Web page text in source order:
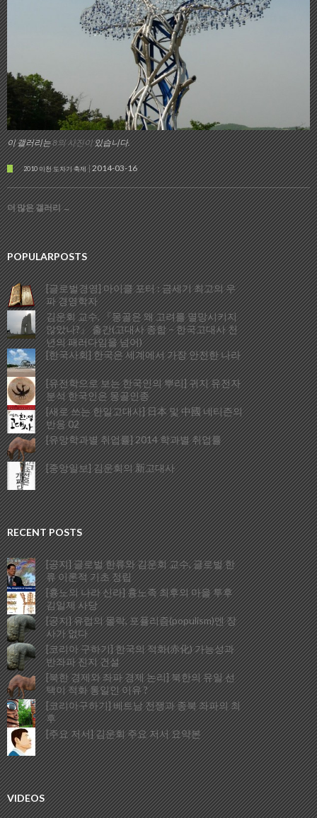
이 갤러리는8의 사진이있습니다.
2010 이천 도자기 축제 2014-03-16
더 많은 갤러리→
POPULARPOSTS
[글로벌경영] 마이클 포터 : 금세기 최고의 우
파 경영학자
김운회 교수, 『몽골은 왜 고려를 멸망시키지
않았나?』 출간(고대사 종합 – 한국고대사 천
년의 패러다임을 넘어)
[한국사회] 한국은 세계에서 가장 안전한 나라
[유전학으로 보는 한국인의 뿌리] 귀지 유전자
분석 한국인은 몽골인종
[새로 쓰는 한일고대사] 日本 및 中國 네티즌의
반응 02
[유망학과별 취업률] 2014 학과별 취업률
[중앙일보] 김운회의 新고대사
RECENT POSTS
[공지] 글로벌 한류와 김운회 교수, 글로벌 한
류 이론적 기초 정립
[흉노의 나라 신라] 흉노족 최후의 마을 투후
김일제 사당
[공지] 유럽의 몰락, 포퓰리즘(populism)엔 장
사가 없다
[코리아 구하기] 한국의 적화(赤化) 가능성과
반좌파 진지 건설
[북한 경제와 좌파 경제 논리] 북한의 유일 선
택이 적화 통일인 이유 ?
[코리아구하기] 베트남 전쟁과 종북 좌파의 최
후
[주요 저서] 김운회 주요 저서 요약본
VIDEOS